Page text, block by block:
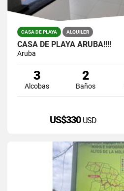
CASA DE PLAYA ALQUILER
CASA DE PLAYA ARUBA!!!!
Aruba
3
Alcobas
2
Baños
US$330 USD